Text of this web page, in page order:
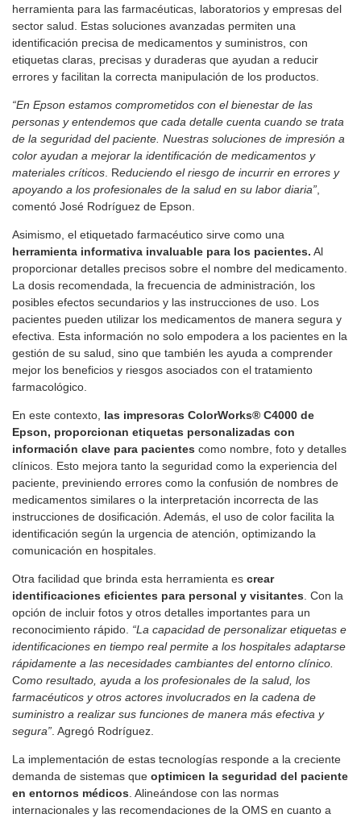
herramienta para las farmacéuticas, laboratorios y empresas del
sector salud. Estas soluciones avanzadas permiten una
identificación precisa de medicamentos y suministros, con
etiquetas claras, precisas y duraderas que ayudan a reducir
errores y facilitan la correcta manipulación de los productos.
“En Epson estamos comprometidos con el bienestar de las
personas y entendemos que cada detalle cuenta cuando se trata
de la seguridad del paciente. Nuestras soluciones de impresión a
color ayudan a mejorar la identificación de medicamentos y
materiales críticos . Reduciendo el riesgo de incurrir en errores y
apoyando a los profesionales de la salud en su labor diaria”
comentó José Rodríguez de Epson.
Asimismo, el etiquetado farmacéutico sirve como una
herramienta informativa invaluable para los pacientes. Al
proporcionar detalles precisos sobre el nombre del medicamento.
La dosis recomendada, la frecuencia de administración, los
posibles efectos secundarios y las instrucciones de uso. Los
pacientes pueden utilizar los medicamentos de manera segura y
efectiva. Esta información no solo empodera a los pacientes en la
gestión de su salud, sino que también les ayuda a comprender
mejor los beneficios y riesgos asociados con el tratamiento
farmacológico.
En este contexto, las impresoras ColorWorks® C4000 de
Epson, proporcionan etiquetas personalizadas con
información clave para pacientes como nombre, foto y detalles
clínicos. Esto mejora tanto la seguridad como la experiencia del
paciente, previniendo errores como la confusión de nombres de
medicamentos similares o la interpretación incorrecta de las
instrucciones de dosificación. Además, el uso de color facilita la
identificación según la urgencia de atención, optimizando la
comunicación en hospitales.
Otra facilidad que brinda esta herramienta es crear
identificaciones eficientes para personal y visitantes . Con la
opción de incluir fotos y otros detalles importantes para un
reconocimiento rápido. “La capacidad de personalizar etiquetas e
identificaciones en tiempo real permite a los hospitales adaptarse
rápidamente a las necesidades cambiantes del entorno clínico.
Como resultado, ayuda a los profesionales de la salud, los
farmacéuticos y otros actores involucrados en la cadena de
suministro a realizar sus funciones de manera más efectiva y
segura” . Agregó Rodríguez.
La implementación de estas tecnologías responde a la creciente
demanda de sistemas que optimicen la seguridad del paciente
en entornos médicos . Alineándose con las normas
internacionales y las recomendaciones de la OMS en cuanto a